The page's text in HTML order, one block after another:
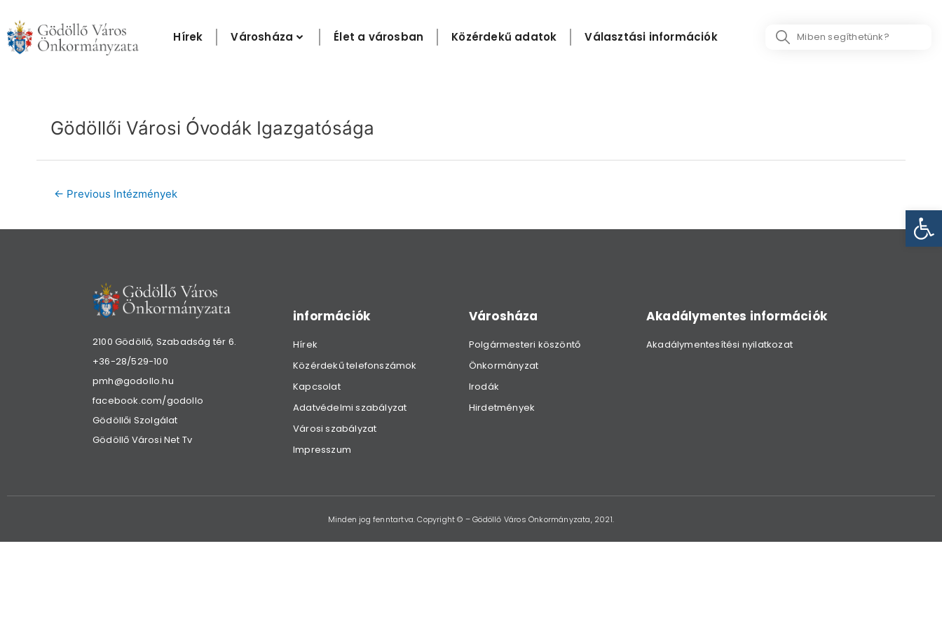
content
Hírek Városháza Élet a városban Közérdekű adatok Választási információk
Search
Gödöllői Városi Óvodák Igazgatósága
← Previous Intézmények
2100 Gödöllő, Szabadság tér 6.
+36-28/529-100
pmh@godollo.hu
facebook.com/godollo
Gödöllői Szolgálat
Gödöllő Városi Net Tv
információk
Hírek
Közérdekű telefonszámok
Kapcsolat
Adatvédelmi szabályzat
Városi szabályzat
Impresszum
Városháza
Polgármesteri köszöntő
Önkormányzat
Irodák
Hirdetmények
Akadálymentes információk
Akadálymentesítési nyilatkozat
Minden jog fenntartva. Copyright © – Gödöllő Város Önkormányzata, 2021.